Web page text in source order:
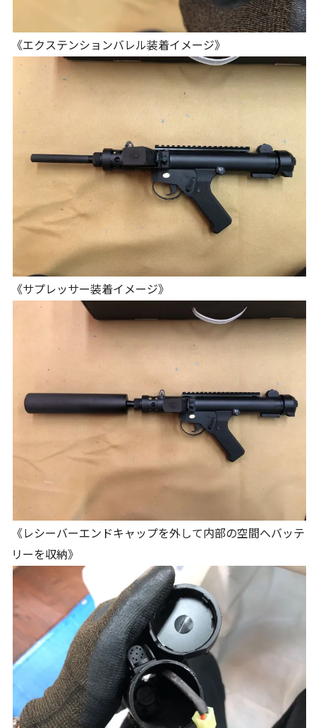
《エクステンションバレル装着イメージ》
《サプレッサー装着イメージ》
《レシーバーエンドキャップを外して内部の空間へバッテ
リーを収納》